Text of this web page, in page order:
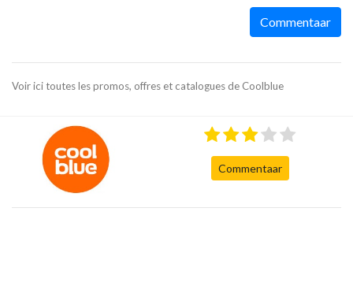
Commentaar
Commentaar
Voir ici toutes les promos, offres et catalogues de Coolblue